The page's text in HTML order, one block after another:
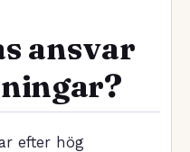
ansvar
efter hög